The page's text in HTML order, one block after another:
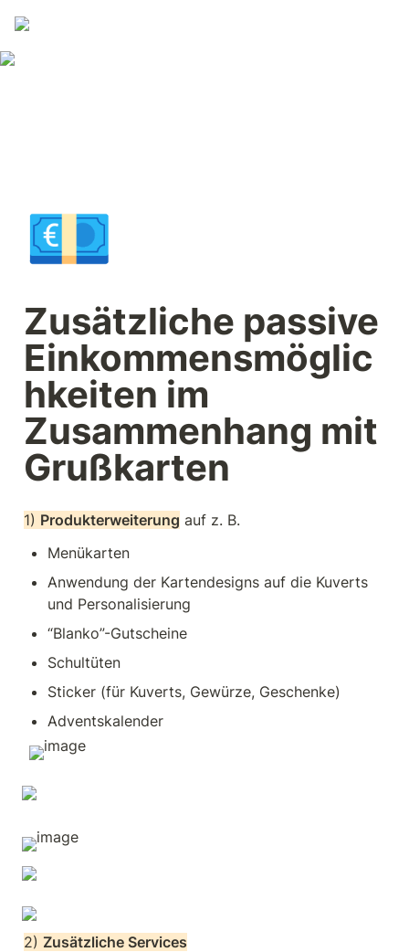
💶
Zusätzliche passive
Einkommensmöglic
hkeiten im
Zusammenhang mit
Grußkarten
1) Produkterweiterung auf z. B.
Menükarten
Anwendung der Kartendesigns auf die Kuverts
und Personalisierung
“Blanko”-Gutscheine
Schultüten
Sticker (für Kuverts, Gewürze, Geschenke)
Adventskalender
2) Zusätzliche Services